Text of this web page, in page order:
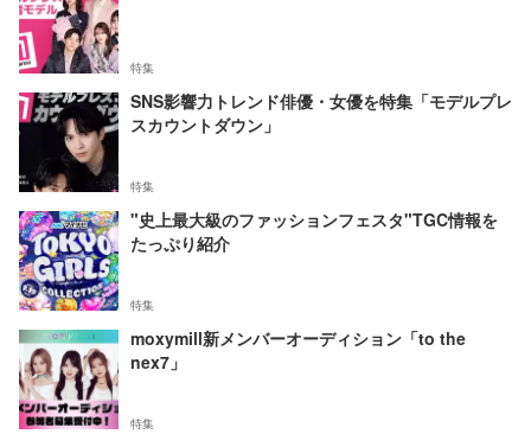
特集
SNS影響力トレンド俳優・女優を特集「モデルプレ
スカウントダウン」
特集
"史上最大級のファッションフェスタ"TGC情報を
たっぷり紹介
特集
moxymill新メンバーオーディション「to the
nex7」
特集